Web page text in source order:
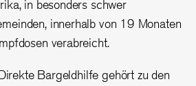
in besonders schwer
innerhalb von 19 Monaten
verabreicht.
Bargeldhilfe gehört zu den